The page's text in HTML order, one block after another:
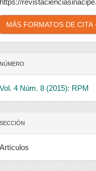
https://
MÁS FORMATOS DE CITA
NÚMERO
Vol. 4 Núm. 8 (2015): RPM
SECCIÓN
Artículos